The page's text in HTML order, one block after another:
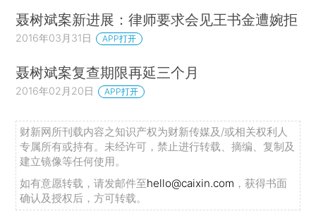
聂树斌案新进展：律师要求会见王书金遭婉拒
2016年03月31日 APP打开
聂树斌案复查期限再延三个月
2016年02月20日 APP打开
财新网所刊载内容之知识产权为财新传媒及/或相关权利人
专属所有或持有。未经许可，禁止进行转载、摘编、复制及
建立镜像等任何使用。
如有意愿转载，请发邮件至hello@caixin.com ，获得书面
确认及授权后，方可转载。